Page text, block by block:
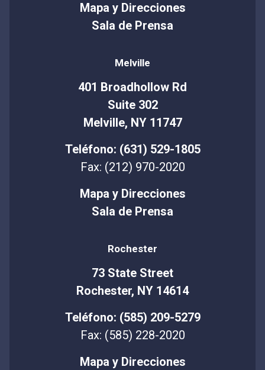
Mapa y Direcciones
Sala de Prensa
Melville
401 Broadhollow Rd
Suite 302
Melville, NY 11747
Teléfono: (631) 529-1805
Fax: (212) 970-2020
Mapa y Direcciones
Sala de Prensa
Rochester
73 State Street
Rochester, NY 14614
Teléfono: (585) 209-5279
Fax: (585) 228-2020
Mapa y Direcciones